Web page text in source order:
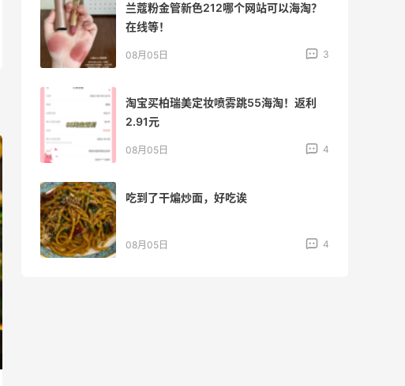
兰蔻粉金管新色212哪个网站可以海淘？
在线等！
08月05日 3
淘宝买柏瑞美定妆喷雾跳55海淘！返利
2.91元
08月05日 4
吃到了干煸炒面，好吃诶
08月05日 4